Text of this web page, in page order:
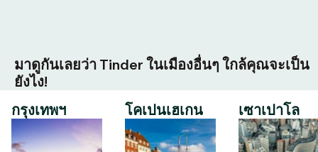
มาดูกันเลยว่า Tinder ในเมืองอื่นๆ ใกล้คุณจะเป็น
ยังไง!
กรุงเทพฯ
โคเปนเฮเกน เซาเปาโล